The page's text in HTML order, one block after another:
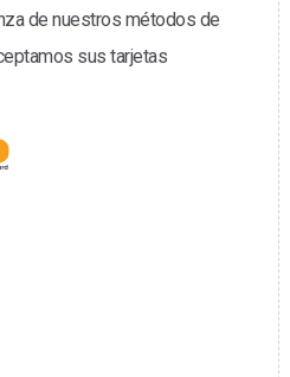
de nuestros métodos de
sus tarjetas